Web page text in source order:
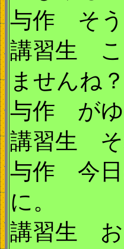
与作 そう
講習生 こ
ませんね
与作 がゆ
講習生 そ
与作 今日
に。
講習生 お